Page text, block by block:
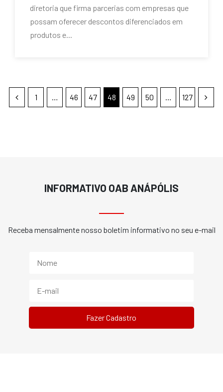
diretoria que firma parcerias com empresas que
possam oferecer descontos diferenciados em
produtos e...
1 … 46 47 48 49 50 … 127
INFORMATIVO OAB ANÁPÓLIS
Receba mensalmente nosso boletim informativo no seu e-mail